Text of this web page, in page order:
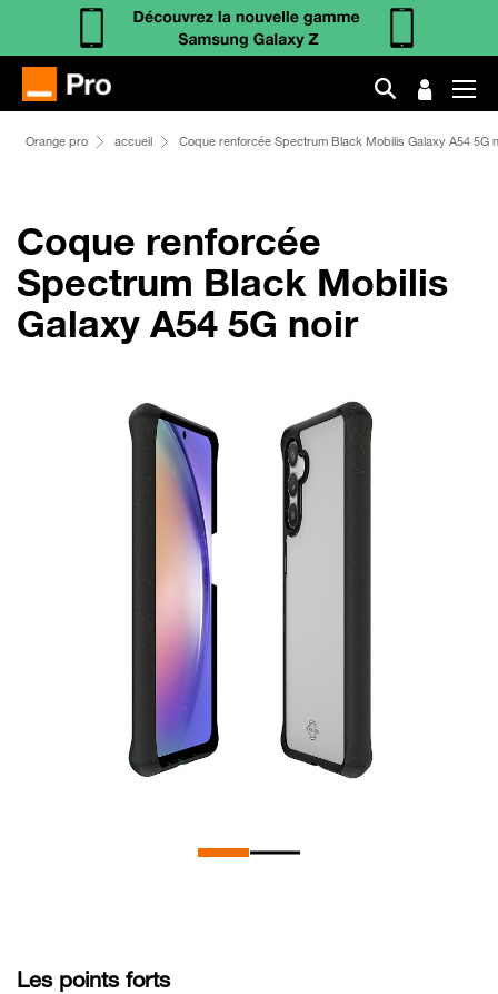
Orange pro accueil Coque renforcée Spectrum Black Mobilis Galaxy A54 5G
Coque renforcée
Spectrum Black Mobilis
Galaxy A54 5G noir
Les points forts